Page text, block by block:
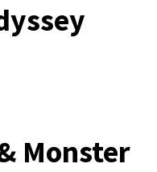
Monster